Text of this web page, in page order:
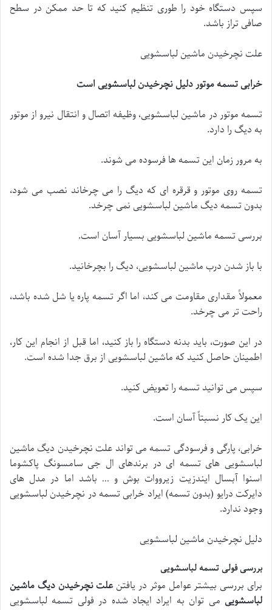
سپس دستگاه خود را طوری تنظیم کنید که تا حد ممکن در سطح
صافی تراز باشد.
علت نچرخیدن ماشین لباسشویی
خرابی تسمه موتور دلیل نچرخیدن لباسشویی است
تسمه موتور در ماشین لباسشویی، وظیفه اتصال و انتقال نیرو از موتور
به دیگ را دارد.
به مرور زمان این تسمه ها فرسوده می شوند.
تسمه روی موتور و قرقره ای که دیگ را می چرخاند نصب می شود،
بدون تسمه دیگ ماشین لباسشویی نمی چرخد.
بررسی تسمه ماشین لباسشویی بسیار آسان است.
با باز شدن درب ماشین لباسشویی، دیگ را بچرخانید.
معمولاً مقداری مقاومت می کند، اما اگر تسمه پاره یا شل شده باشد،
راحت تر می چرخد.
در این صورت، باید بدنه دستگاه را باز کنید، اما قبل از انجام این کار،
اطمینان حاصل کنید که ماشین لباسشویی از برق جدا شده است.
سپس می توانید تسمه را تعویض کنید.
این یک کار نسبتاً آسان است.
خرابی، پارگی و فرسودگی تسمه می تواند علت نچرخیدن دیگ ماشین
لباسشویی های تسمه ای در برندهای ال جی سامسونگ پاکشوما
اسنوا آبسال ایندزیت زیرووات بوش و … باشد اما در مدل های
دایرکت درایو (بدون تسمه) ایراد خرابی تسمه در نچرخیدن لباسشویی
وجود ندارد.
دلیل نچرخیدن ماشین لباسشویی
بررسی فولی تسمه لباسشویی
برای بررسی بیشتر عوامل موثر در یافتنعلت نچرخیدن دیگ ماشین
لباسشویی می توان به ایراد ایجاد شده در فولی تسمه لباسشویی